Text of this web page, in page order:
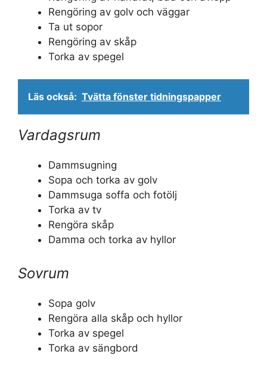
Rengöring av golv och väggar
Ta ut sopor
Rengöring av skåp
Torka av spegel
Läs också: Tvätta fönster tidningspapper
Vardagsrum
Dammsugning
Sopa och torka av golv
Dammsuga soffa och fotölj
Torka av tv
Rengöra skåp
Damma och torka av hyllor
Sovrum
Sopa golv
Rengöra alla skåp och hyllor
Torka av spegel
Torka av sängbord